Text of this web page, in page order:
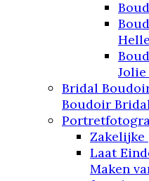
Bridal
Boudoir
Laat
Maken